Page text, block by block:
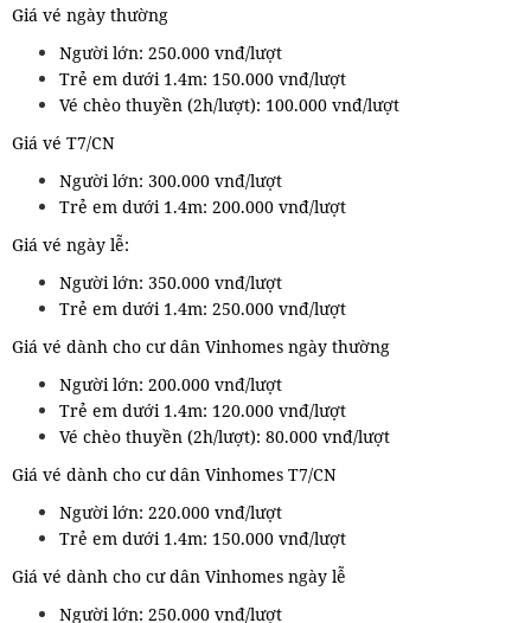
Giá vé ngày thường
Người lớn: 250.000 vnđ/lượt
Trẻ em dưới 1.4m: 150.000 vnđ/lượt
Vé chèo thuyền (2h/lượt): 100.000 vnđ/lượt
Giá vé T7/CN
Người lớn: 300.000 vnđ/lượt
Trẻ em dưới 1.4m: 200.000 vnđ/lượt
Giá vé ngày lễ:
Người lớn: 350.000 vnđ/lượt
Trẻ em dưới 1.4m: 250.000 vnđ/lượt
Giá vé dành cho cư dân Vinhomes ngày thường
Người lớn: 200.000 vnđ/lượt
Trẻ em dưới 1.4m: 120.000 vnđ/lượt
Vé chèo thuyền (2h/lượt): 80.000 vnđ/lượt
Giá vé dành cho cư dân Vinhomes T7/CN
Người lớn: 220.000 vnđ/lượt
Trẻ em dưới 1.4m: 150.000 vnđ/lượt
Giá vé dành cho cư dân Vinhomes ngày lễ
Người lớn: 250.000 vnđ/lượt